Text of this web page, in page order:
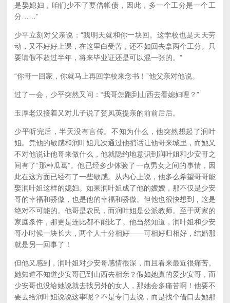
是娶媳妇，咱们少不了要借帐债，因此，多一个工分是一个工
分……”
少平立刻对父亲说：“我明天就和你一块回。这学校也是天天劳
动，又不好好上课，在这里白受苦，还不如回去拿两个工分。只
要请假不超过半年，将来毕业证还是可以混一张的。”
“你哥一回家，你就马上再回学校来念书！”他父亲对他说。
过了一会，少平突然又问：“我哥怎跑到山西去看媳妇哩？”
玉厚老汉接着又对儿子说了贺凤英提亲的前前后后。
少平听完后，半天没有言传。不知为什么，他突然想起了润叶
姐。凭他的敏感和润叶姐几次通过他捎话让他哥来城里，而她又
不对他说让他哥来做什么，他就隐约地意识到润叶姐和少安哥之
间有了“那种瓜葛”。他已经多少体验了一点男女之间的事情，因
此在这方面已经有了一些敏感。从内心上说，他多么希望哥哥能
娶润叶姐这样的媳妇。如果润叶姐成了他的嫂嫂，那不仅是少安
哥的幸福和骄傲，也是他的幸福和骄傲。但他也很快想到，这是
绝对不可能的。他哥是农民，而润叶姐是公派教师。至于两家的
家庭条件，那更是连比都不能比了。他当然知道，润叶姐和少安
哥小时候一块长大，两个人十分相好——可相好归相好，结婚那
就是另一回事了！
但他又感到，润叶姐对少安哥感情很深，而且看来最近很痛苦。
她知道不知道少安哥已到山西去相亲？假如她真的爱少安哥，而
少安哥也没给她说就去找另外的女人，那她会多痛苦啊！他要不
要去给润叶姐说说这事呢？不是专门去说，而是找个借口去她那